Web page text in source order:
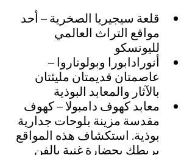
قلعة سيجيريا الصخرية – أحد
مواقع التراث العالمي
لليونسكو
أنورادابورا وبولوناروا –
عاصمتان قديمتان مليئتان
بالآثار والمعابد البوذية
معابد كهوف دامبولا – كهوف
مقدسة مزينة بلوحات جدارية
بوذية. استكشاف هذه المواقع
يربطك بحضارة غنية بالفن